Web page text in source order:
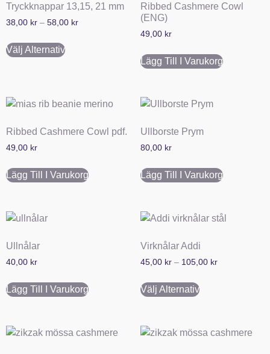
Tryckknappar 13,15, 21 mm
38,00 kr – 58,00 kr
Välj Alternativ
Ribbed Cashmere Cowl
(ENG)
49,00 kr
Lägg Till I Varukorg
Ribbed Cashmere Cowl pdf.
49,00 kr
Lägg Till I Varukorg
Ullborste Prym
80,00 kr
Lägg Till I Varukorg
Ullnålar
40,00 kr
Lägg Till I Varukorg
Virknålar Addi
45,00 kr – 105,00 kr
Välj Alternativ